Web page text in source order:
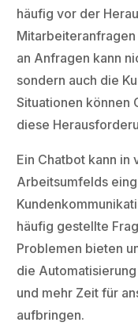
häufig vor der
an Anfragen kann
sondern auch die
Situationen können
diese
Ein Chatbot kann
Arbeitsumfelds
häufig gestellte
Problemen bieten
die
und mehr Zeit für
aufbringen.